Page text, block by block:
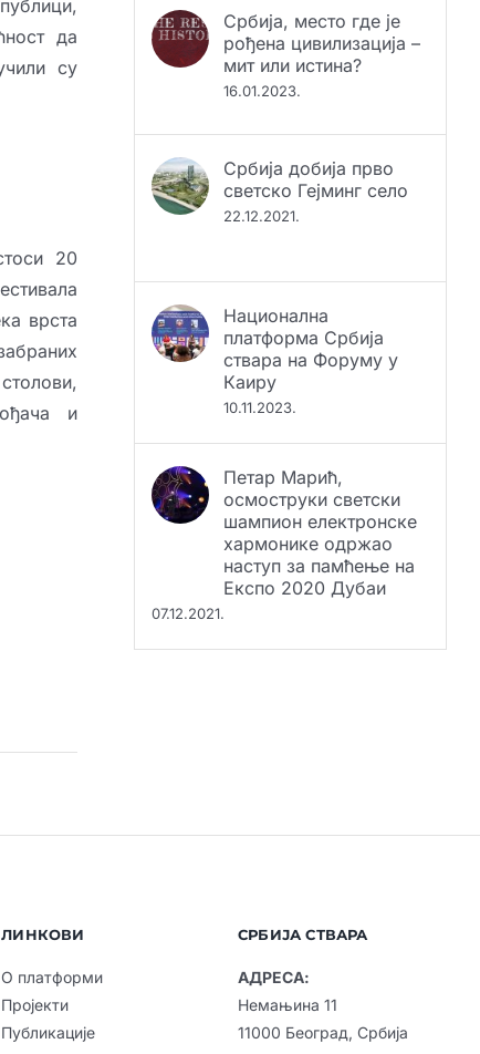
да
су
20
врста
и
рођена цивилизација –
мит или истина?
16.01.2023.
светско Гејминг село
22.12.2021.
платформа Србија
ствара на Форуму у
Каиру
10.11.2023.
осмоструки светски
шампион електронске
хармонике одржао
наступ за памћење на
Експо 2020 Дубаи
07.12.2021.
ЛИНКОВИ
О платформи
Пројекти
Публикације
СРБИЈА СТВАРА
АДРЕСА:
Немањина 11
11000 Београд, Србија